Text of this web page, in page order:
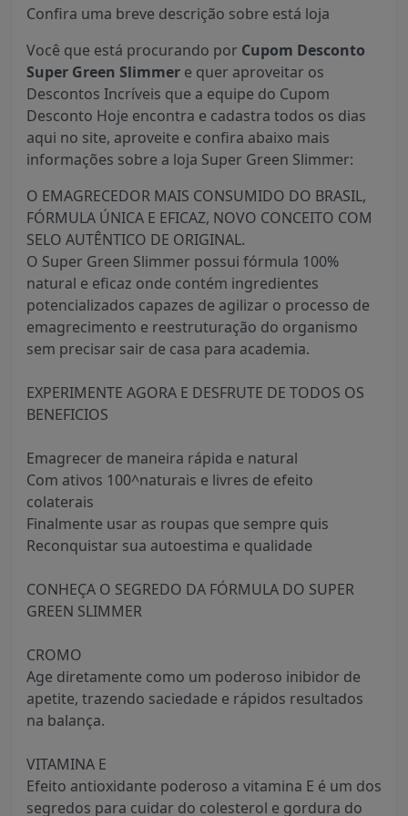
Confira uma breve descrição sobre está loja
Você que está procurando por Cupom Desconto
Super Green Slimmer e quer aproveitar os
Descontos Incríveis que a equipe do Cupom
Desconto Hoje encontra e cadastra todos os dias
aqui no site, aproveite e confira abaixo mais
informações sobre a loja Super Green Slimmer:
O EMAGRECEDOR MAIS CONSUMIDO DO BRASIL,
FÓRMULA ÚNICA E EFICAZ, NOVO CONCEITO COM
SELO AUTÊNTICO DE ORIGINAL.
O Super Green Slimmer possui fórmula 100%
natural e eficaz onde contém ingredientes
potencializados capazes de agilizar o processo de
emagrecimento e reestruturação do organismo
sem precisar sair de casa para academia.
EXPERIMENTE AGORA E DESFRUTE DE TODOS OS
BENEFICIOS
Emagrecer de maneira rápida e natural
Com ativos 100^naturais e livres de efeito
colaterais
Finalmente usar as roupas que sempre quis
Reconquistar sua autoestima e qualidade
CONHEÇA O SEGREDO DA FÓRMULA DO SUPER
GREEN SLIMMER
CROMO
Age diretamente como um poderoso inibidor de
apetite, trazendo saciedade e rápidos resultados
na balança.
VITAMINA E
Efeito antioxidante poderoso a vitamina E é um dos
segredos para cuidar do colesterol e gordura do